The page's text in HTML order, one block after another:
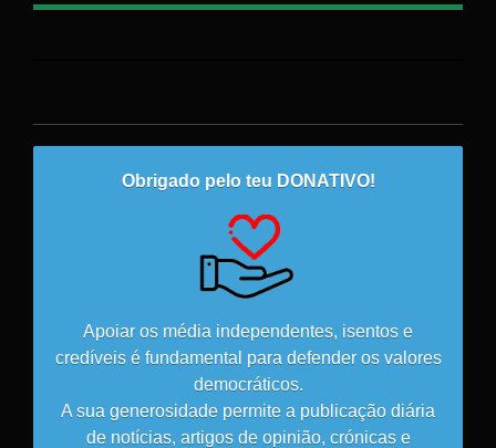
Obrigado pelo teu DONATIVO!
Apoiar os média independentes, isentos e
credíveis é fundamental para defender os valores
democráticos.
A sua generosidade permite a publicação diária
de notícias, artigos de opinião, crónicas e